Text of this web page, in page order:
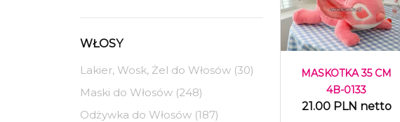
WŁOSY
Lakier, Wosk, Żel do Włosów (30)
Maski do Włosów (248)
Odżywka do Włosów (187)
MASKOTKA 35 CM
4B-0133
21.00 PLN netto